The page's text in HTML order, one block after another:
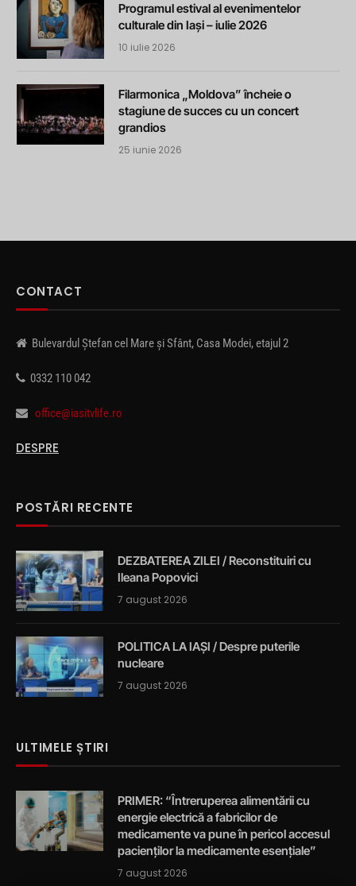
Programul estival al evenimentelor
culturale din Iași – iulie 2026
10 iulie 2026
Filarmonica „Moldova” încheie o
stagiune de succes cu un concert
grandios
25 iunie 2026
CONTACT
Bulevardul Ștefan cel Mare și Sfânt, Casa Modei, etajul 2
0332 110 042
office@iasitvlife.ro
DESPRE
POSTĂRI RECENTE
DEZBATEREA ZILEI / Reconstituiri cu
Ileana Popovici
7 august 2026
POLITICA LA IAȘI / Despre puterile
nucleare
7 august 2026
ULTIMELE ȘTIRI
PRIMER: “Întreruperea alimentării cu
energie electrică a fabricilor de
medicamente va pune în pericol accesul
pacienților la medicamente esențiale”
7 august 2026